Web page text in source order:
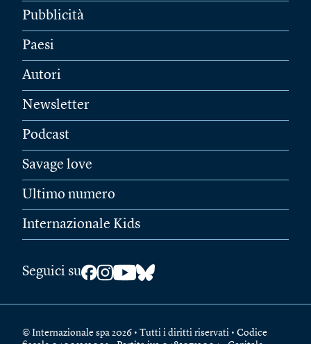
Pubblicità
Paesi
Autori
Newsletter
Podcast
Savage love
Ultimo numero
Internazionale Kids
Seguici su
© Internazionale spa 2026 • Tutti i diritti riservati • Codice